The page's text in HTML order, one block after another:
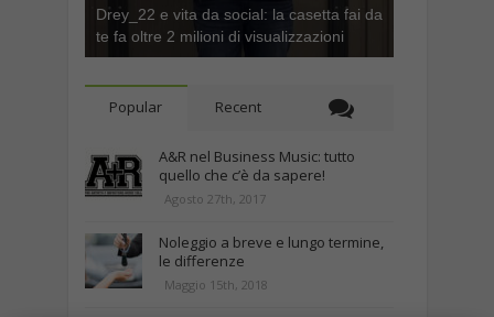
Drey_22 e vita da social: la casetta fai da
te fa oltre 2 milioni di visualizzazioni
Popular Recent
A&R nel Business Music: tutto
quello che c’è da sapere!
Agosto 27th, 2017
Noleggio a breve e lungo termine,
le differenze
Maggio 15th, 2018